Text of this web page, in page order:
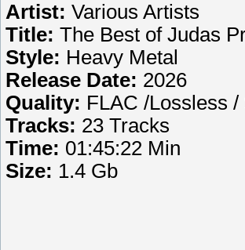
Artist: Various Artists
Title: The Best of Judas
Style: Heavy Metal
Release Date: 2026
Quality: FLAC /Lossless
Tracks: 23 Tracks
Time: 01:45:22 Min
Size: 1.4 Gb